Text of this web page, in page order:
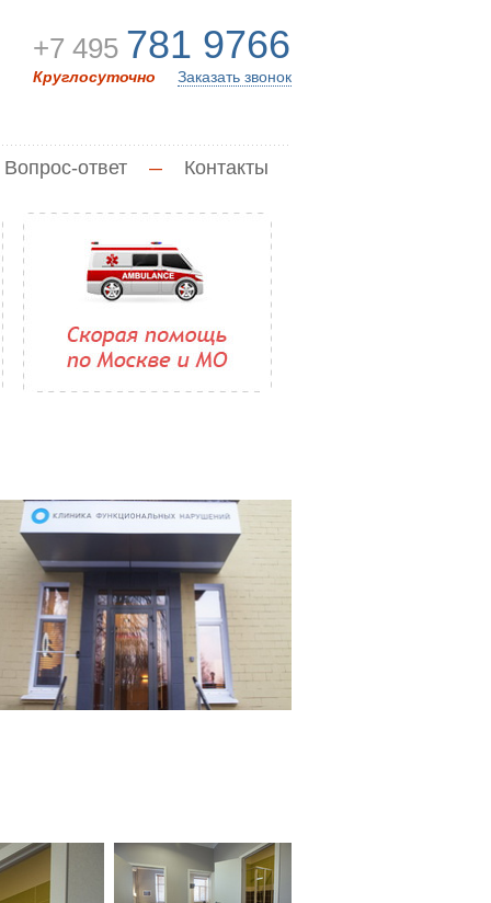
+7 495 781 9766
Круглосуточно Заказать звонок
Вопрос-ответ — Контакты